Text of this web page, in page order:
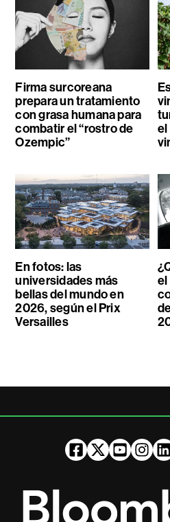
Firma surcoreana
prepara un tratamiento
con grasa humana para
combatir el “rostro de
Ozempic”
el
En fotos: las
universidades más
bellas del mundo en
2026, según el Prix
Versailles
el